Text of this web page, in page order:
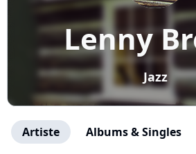
Lenny
Jazz
Artiste Albums & Singles